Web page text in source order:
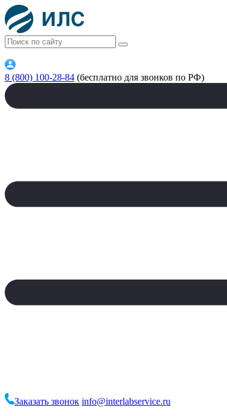
8 (800) 100-28-84 (бесплатно для звонков по РФ)
Заказать звонок info@interlabservice.ru